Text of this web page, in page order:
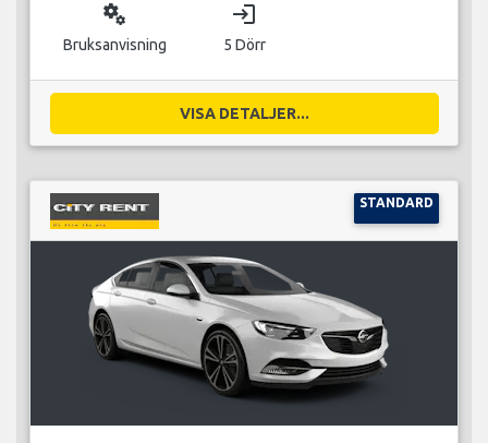
miscellaneous_services
Bruksanvisning
login
5 Dörr
VISA DETALJER...
STANDARD